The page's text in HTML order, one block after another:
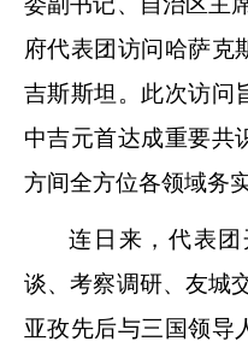
府代表团访问哈萨克
吉斯斯坦。此次访问
中吉元首达成重要共
方间全方位各领域务
连日来，代表
谈、考察调研、友城
亚孜先后与三国领导